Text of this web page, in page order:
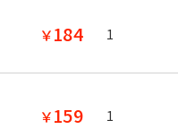
￥184 1
￥159 1